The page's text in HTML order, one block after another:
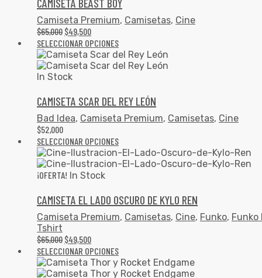
Camiseta Premium, Camisetas, Cine
$65,000 $49,500
SELECCIONAR OPCIONES
In Stock
CAMISETA SCAR DEL REY LEÓN
Bad Idea, Camiseta Premium, Camisetas, Cine
$52,000
SELECCIONAR OPCIONES
¡OFERTA! In Stock
CAMISETA EL LADO OSCURO DE KYLO REN
Camiseta Premium, Camisetas, Cine, Funko, Funko
Tshirt
$65,000 $49,500
SELECCIONAR OPCIONES